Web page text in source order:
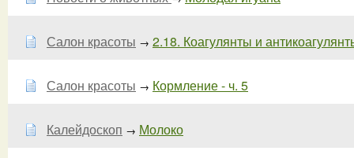
Салон красоты → 2.18. Коагулянты и
Салон красоты → Кормление - ч. 5
Калейдоскоп → Молоко